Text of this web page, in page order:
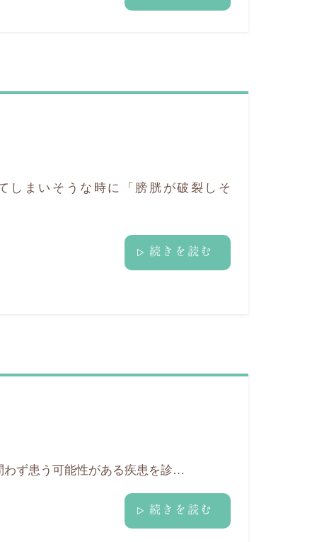
しまいそうな時に「膀胱が破裂しそ
続きを読む
ず患う可能性がある疾患を診…
続きを読む